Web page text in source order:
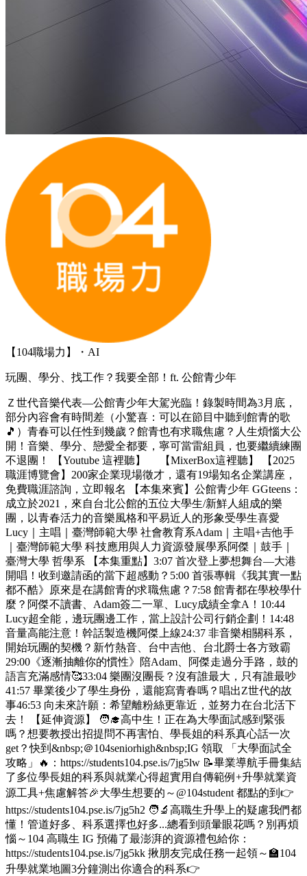
【104職場力】・AI
玩團、學分、找工作？我要全部！ft. 公館青少年
Ｚ世代音樂代表—公館青少年大駕光臨！錄製時間為3月底，
部分內容會有時間差（小驚喜：可以在節目中聽到館青的歌
🎵）青春可以任性到幾歲？館青也有求職焦慮？人生煩惱大公
開！音樂、學分、戀愛全都要，寧可當雷組員，也要繼續練團
不退團！ 【Youtube 這裡聽】 【MixerBox這裡聽】 【2025
職涯博覽會】200家企業現場徵才，還有19場知名企業講座，
免費職涯諮詢，立即報名 【本集來賓】公館青少年 GGteens：
成立於2021，來自台北公館的五位大學生/新鮮人組成的樂
團，以青春活力的音樂風格和平易近人的形象受學生喜愛
Lucy｜主唱｜臺灣師範大學 社會教育系Adam｜主唱+吉他手
｜臺灣師範大學 科技應用與人力資源發展學系阿傑｜鼓手｜
臺灣大學 哲學系 【本集重點】3:07 首次登上夢想舞台—大港
開唱！收到邀請函的當下超感動？5:00 首張專輯《我其實一點
都不酷》原來是在講館青的求職焦慮？7:58 館青都在學校學什
麼？阿傑不讀書、Adam簽二一單、Lucy成績全拿A！10:44
Lucy超全能，邊玩團邊工作，當上設計公司行銷企劃！14:48
音量高能注意！幹話製造機阿傑上線24:37 非音樂相關科系，
開始玩團的契機？新竹熱音、台中吉他、台北爵士各方致霸
29:00《逐漸抽離你的慣性》陪Adam、阿傑走過分手路，鼓的
語言充滿感情🥰33:04 樂團沒團長？沒有誰最大，只有誰最吵
41:57 畢業後少了學生身份，還能寫青春嗎？唱出Z世代的故
事46:53 向未來許願：希望離粉絲更靠近，並努力在台北活下
去！ 【延伸資源】 🧑‍🎓高中生！正在為大學面試感到緊張
嗎？想要教授出招提問不再害怕、學長姐的科系真心話一次
get？快到&nbsp;＠104seniorhigh&nbsp;IG 領取 「大學面試全
攻略」🔥：https://students104.pse.is/7jg5lw 📝畢業導航手冊集結
了多位學長姐的科系與就業心得超實用自傳範例+升學就業資
源工具+焦慮解答🎉大學生想要的～@104student 都點的到👉
https://students104.pse.is/7jg5h2 🧑‍🔬高職生升學上的疑慮我們都
懂！管道好多、科系選擇也好多...總看到頭暈眼花嗎？別再煩
惱～104 高職生 IG 預備了最澎湃的資源禮包給你：
https://students104.pse.is/7jg5kk 揪朋友完成任務一起領～🏫104
升學就業地圖3分鐘測出你適合的科系👉